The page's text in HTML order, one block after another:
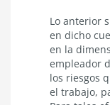
Lo anterior
en dicho
en la
empleador
los riesgos
el trabajo,